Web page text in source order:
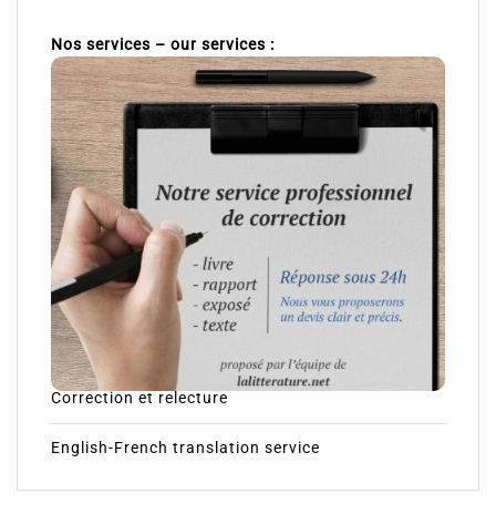
Nos services – our services :
Correction et relecture
English-French translation service